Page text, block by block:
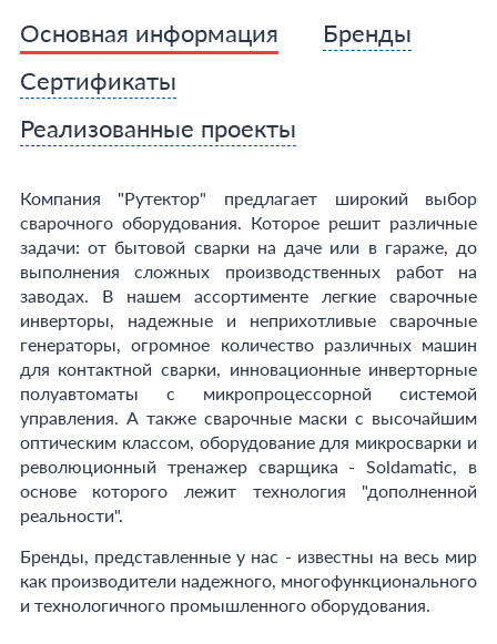
Основная информация
Бренды
Сертификаты
Реализованные проекты
Компания "Рутектор" предлагает широкий выбор
сварочного оборудования. Которое решит различные
задачи: от бытовой сварки на даче или в гараже, до
выполнения сложных производственных работ на
заводах. В нашем ассортименте легкие сварочные
инверторы, надежные и неприхотливые сварочные
генераторы, огромное количество различных машин
для контактной сварки, инновационные инверторные
полуавтоматы с микропроцессорной системой
управления. А также сварочные маски с высочайшим
оптическим классом, оборудование для микросварки и
революционный тренажер сварщика - Soldamatic, в
основе которого лежит технология "дополненной
реальности".
Бренды, представленные у нас - известны на весь мир
как производители надежного, многофункционального
и технологичного промышленного оборудования.